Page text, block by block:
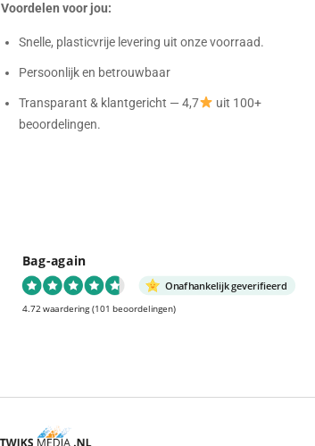
Voordelen voor jou:
Snelle, plasticvrije levering uit onze voorraad.
Persoonlijk en betrouwbaar
Transparant & klantgericht — 4,7
uit 100+
beoordelingen.
Bag-again
Onafhankelijk geverifieerd
4.72 waardering(101 beoordelingen)